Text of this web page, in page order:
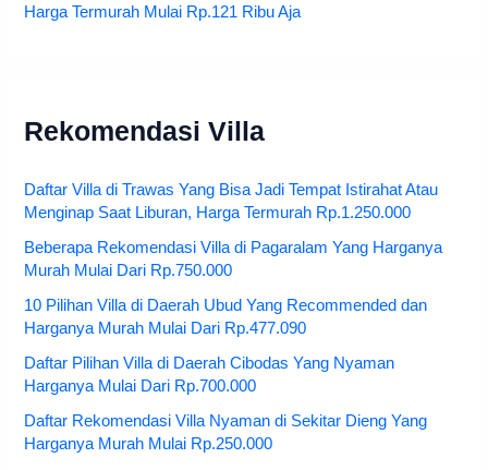
Harga Termurah Mulai Rp.121 Ribu Aja
Rekomendasi Villa
Daftar Villa di Trawas Yang Bisa Jadi Tempat Istirahat Atau
Menginap Saat Liburan, Harga Termurah Rp.1.250.000
Beberapa Rekomendasi Villa di Pagaralam Yang Harganya
Murah Mulai Dari Rp.750.000
10 Pilihan Villa di Daerah Ubud Yang Recommended dan
Harganya Murah Mulai Dari Rp.477.090
Daftar Pilihan Villa di Daerah Cibodas Yang Nyaman
Harganya Mulai Dari Rp.700.000
Daftar Rekomendasi Villa Nyaman di Sekitar Dieng Yang
Harganya Murah Mulai Rp.250.000